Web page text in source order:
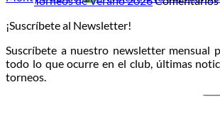
Torneo
de
Nocturno
¡Suscríbete al Newsletter!
Suscríbete a nuestro newsletter mensual
todo lo que ocurre en el club, últimas
torneos.